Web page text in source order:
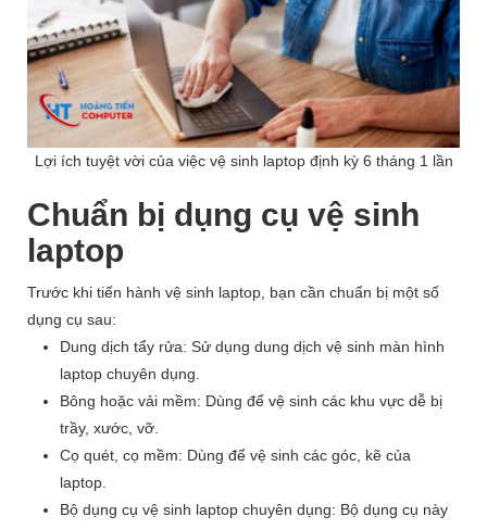
Lợi ích tuyệt vời của việc vệ sinh laptop định kỳ 6 tháng 1 lần
Chuẩn bị dụng cụ vệ sinh
laptop
Trước khi tiến hành vệ sinh laptop, bạn cần chuẩn bị một số
dụng cụ sau:
Dung dịch tẩy rửa: Sử dụng dung dịch vệ sinh màn hình
laptop chuyên dụng.
Bông hoặc vải mềm: Dùng để vệ sinh các khu vực dễ bị
trầy, xước, vỡ.
Cọ quét, cọ mềm: Dùng để vệ sinh các góc, kẽ của
laptop.
Bộ dụng cụ vệ sinh laptop chuyên dụng: Bộ dụng cụ này